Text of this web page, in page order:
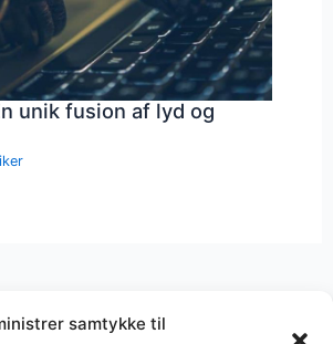
samtykke til
unik fusion af lyd og